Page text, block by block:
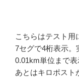
こちらはテスト用
7セグで4桁表示。
0.01km単位まで表
あとはキロポスト